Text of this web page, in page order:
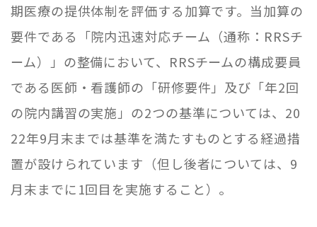
期医療の提供体制を評価する加算です。当加算の
要件である「院内迅速対応チーム（通称： RRSチ
ーム）」の整備において、 RRSチームの構成要員
である医師・看護師の「研修要件」及び「年2回
の院内講習の実施」の2つの基準については、 20
22年9月末までは基準を満たすものとする経過措
置が設けられています（但し後者については、 9
月末までに1回目を実施すること）。